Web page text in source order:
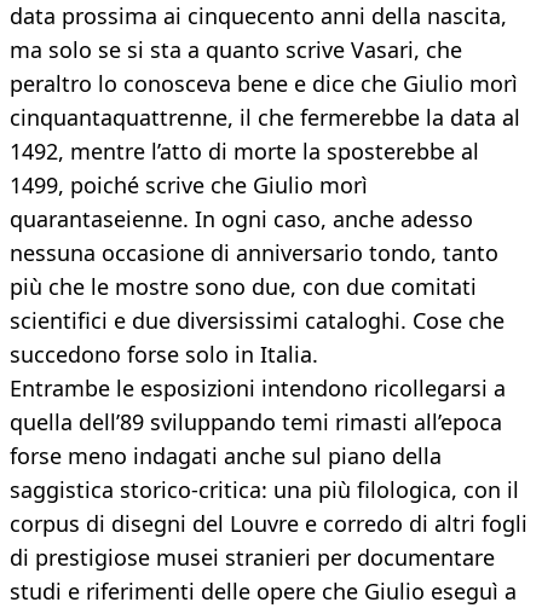
data prossima ai cinquecento anni della nascita,
ma solo se si sta a quanto scrive Vasari, che
peraltro lo conosceva bene e dice che Giulio morì
cinquantaquattrenne, il che fermerebbe la data al
1492, mentre l’atto di morte la sposterebbe al
1499, poiché scrive che Giulio morì
quarantaseienne. In ogni caso, anche adesso
nessuna occasione di anniversario tondo, tanto
più che le mostre sono due, con due comitati
scientifici e due diversissimi cataloghi. Cose che
succedono forse solo in Italia.
Entrambe le esposizioni intendono ricollegarsi a
quella dell’89 sviluppando temi rimasti all’epoca
forse meno indagati anche sul piano della
saggistica storico-critica: una più filologica, con il
corpus di disegni del Louvre e corredo di altri fogli
di prestigiose musei stranieri per documentare
studi e riferimenti delle opere che Giulio eseguì a